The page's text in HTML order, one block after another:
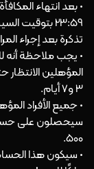
23:59
تذكرة بعد إجراء
المؤهلين
3 و7 أيام.
• جميع الأفراد
500.